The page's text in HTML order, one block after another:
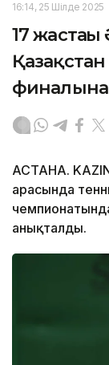
16:14, 25 Шілде 2025
17
финалына
АСТАНА.
арасында
анықталды.